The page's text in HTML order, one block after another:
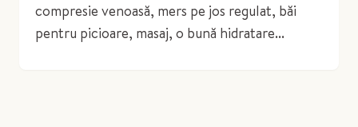
compresie venoasă, mers pe jos regulat, băi
pentru picioare, masaj, o bună hidratare...